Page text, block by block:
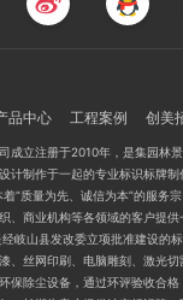
品中心 工程案例 创美
成立注册于2010年，是集园林
计制作于一起的专业标识标牌制
“质量为先、诚信为本”的服务
、商业机构等各领域的客户提
岐山县发改委立项批准建设的
、丝网印刷、电脑雕刻、激光
保除尘设备，通过环评验收合格